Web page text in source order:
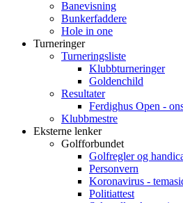
Banevisning
Bunkerfaddere
Hole in one
Turneringer
Turneringsliste
Klubbturneringer
Goldenchild
Resultater
Ferdighus Open -
Klubbmestre
Eksterne lenker
Golfforbundet
Golfregler og
Personvern
Koronavirus -
Politiattest